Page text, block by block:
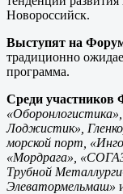
Новороссийск.
Выступят на
традиционно
программа.
Среди участников
«Оборонлогистика»,
Лоджистик»,
морской порт,
«Мордрага»,
Трубной
Элеватормельмаш»